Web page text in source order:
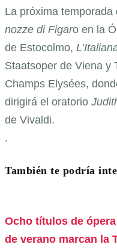
La próxima temporada
nozze di Figaro en la
de Estocolmo,
Staatsoper de Viena y
Champs Elysées,
dirigirá el oratorio
de Vivaldi.
.
También te podría
Ocho títulos de
de verano marcan la